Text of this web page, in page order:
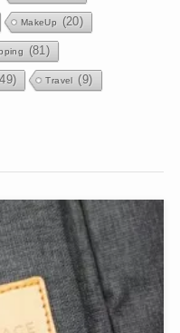
MakeUp (20)
(81)
Travel (9)